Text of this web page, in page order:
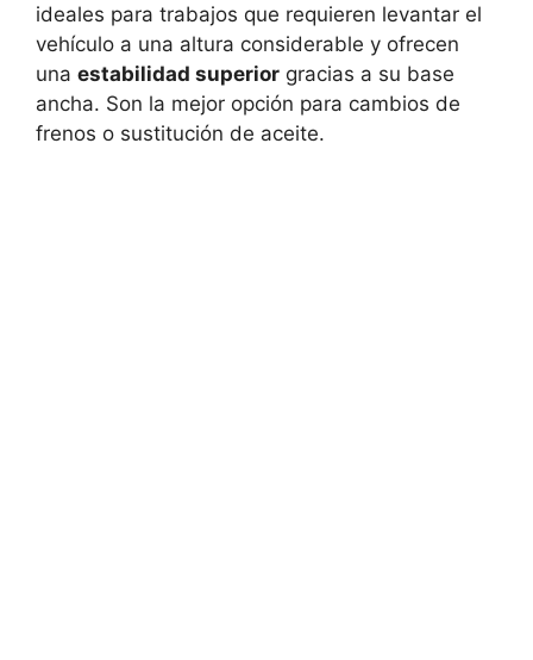
ideales para trabajos que requieren levantar el
vehículo a una altura considerable y ofrecen
una estabilidad superior gracias a su base
ancha. Son la mejor opción para cambios de
frenos o sustitución de aceite.